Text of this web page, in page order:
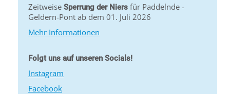
Zeitweise Sperrung der Niers für Paddelnde -
Geldern-Pont ab dem 01. Juli 2026
Mehr Informationen
Folgt uns auf unseren Socials!
Instagram
Facebook